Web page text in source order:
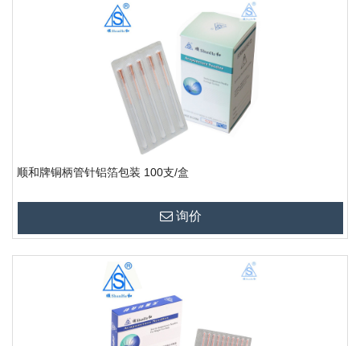
顺和牌铜柄管针铝箔包装 100支/盒
询价